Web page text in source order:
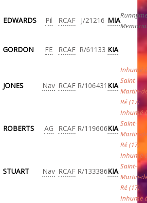
EDWARDS Pil RCAF J/21216 MIA
GORDON FE RCAF R/61133 KIA
JONES Nav RCAF R/106431 KIA
Inhumé
Saint-
Martin-
Ré (17)
ROBERTS AG RCAF R/119606KIA
Inhumé
Saint-
Martin-
Ré (17)
STUART Nav RCAF R/133386KIA
Inhumé
Saint-
Martin-
Ré (17)
Inhumé